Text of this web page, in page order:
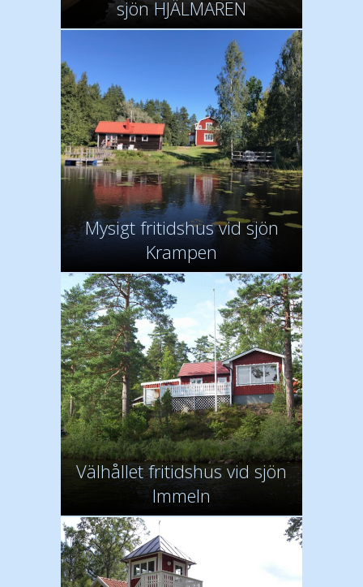
sjön HJÄLMAREN
Mysigt fritidshus vid sjön
Krampen
Välhållet fritidshus vid sjön
Immeln